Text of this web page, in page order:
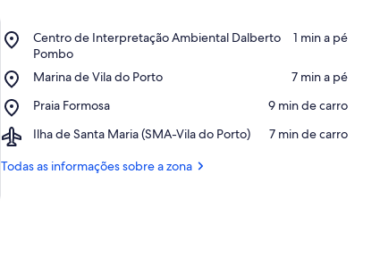
Centro de Interpretação Ambiental Dalberto
Pombo
Place,
Centro
de
Interpretação
Ambiental
Pombo
‪1 min a pé‬
Marina de Vila do Porto
Place,
de
do
‪7 min a pé‬
Praia Formosa
Place,
Formosa
‪9 min de carro‬
Ilha de Santa Maria (SMA-Vila do Porto)
Airport,
de
‪7 min de carro‬
Todas as informações sobre a zona